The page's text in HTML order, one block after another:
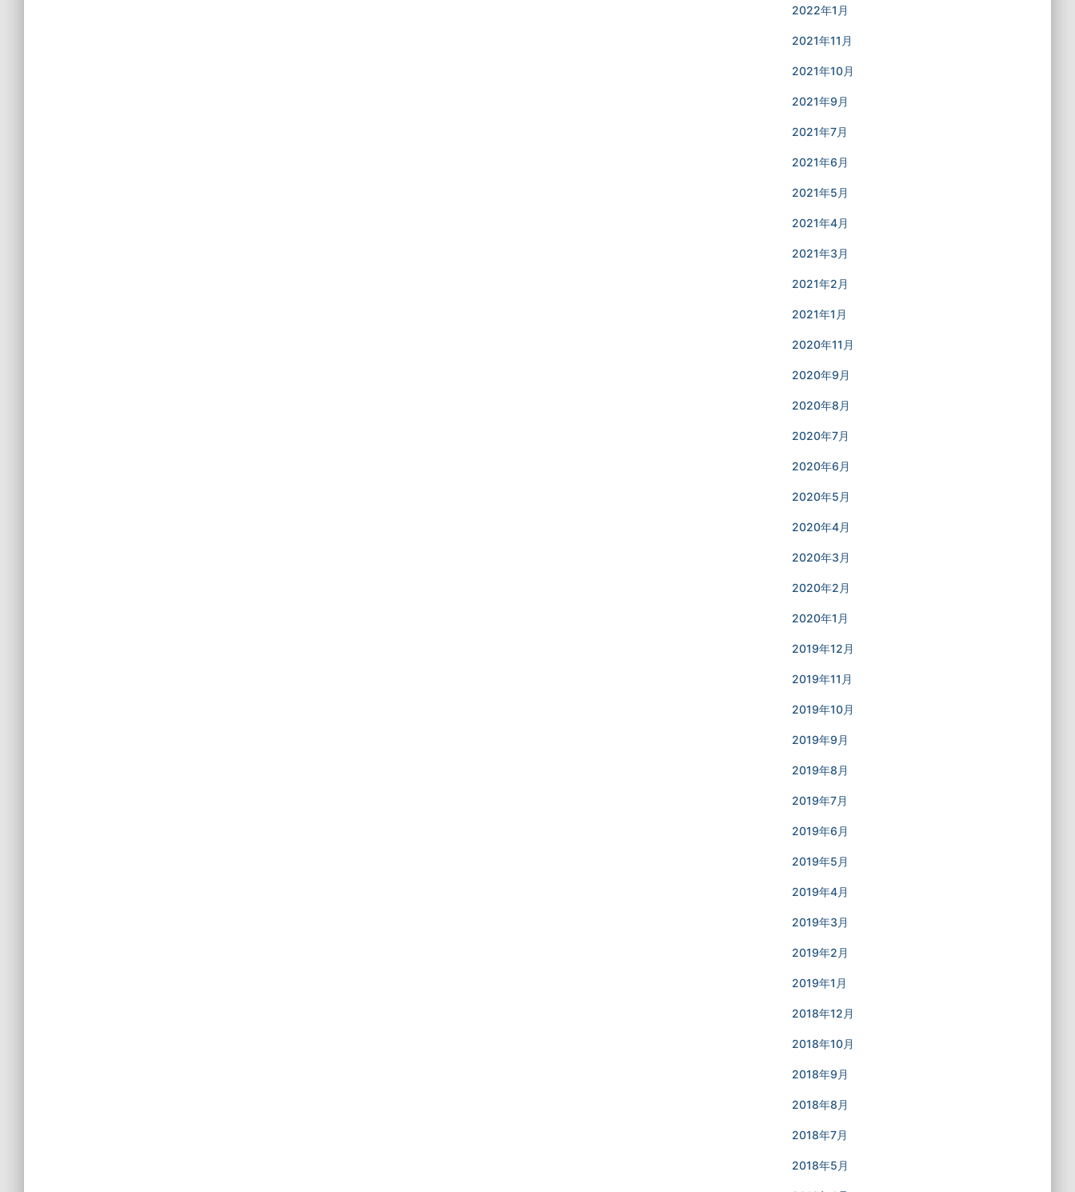
2022年1月
2021年11月
2021年10月
2021年9月
2021年7月
2021年6月
2021年5月
2021年4月
2021年3月
2021年2月
2021年1月
2020年11月
2020年9月
2020年8月
2020年7月
2020年6月
2020年5月
2020年4月
2020年3月
2020年2月
2020年1月
2019年12月
2019年11月
2019年10月
2019年9月
2019年8月
2019年7月
2019年6月
2019年5月
2019年4月
2019年3月
2019年2月
2019年1月
2018年12月
2018年10月
2018年9月
2018年8月
2018年7月
2018年5月